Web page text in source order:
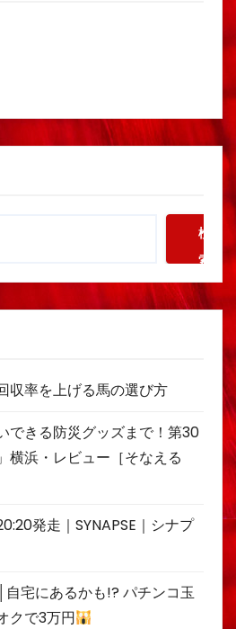
検
索
収率を上げる馬の選び方
できる防災グッズまで！第30
横浜・レビュー［そなえる
発走｜SYNAPSE｜シナプ
│自宅にあるかも!? パチンコ玉
クで3万円